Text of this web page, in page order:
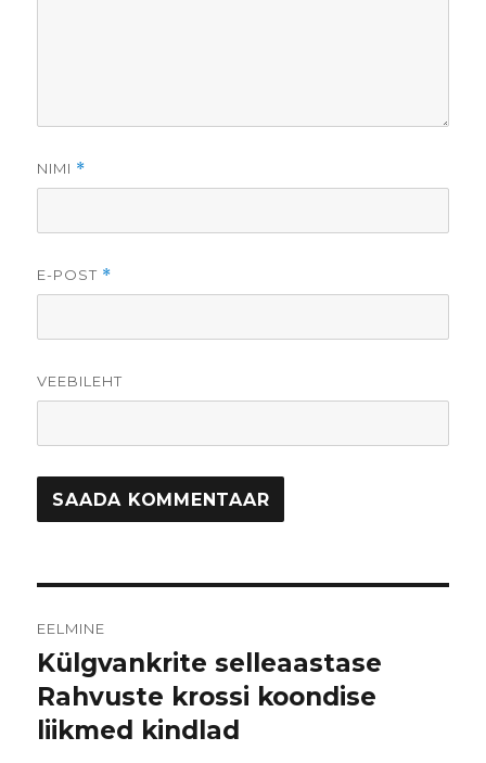
NIMI *
E-POST *
VEEBILEHT
EELMINE
Eelmine
postitus
Külgvankrite selleaastase
Rahvuste krossi koondise
liikmed kindlad